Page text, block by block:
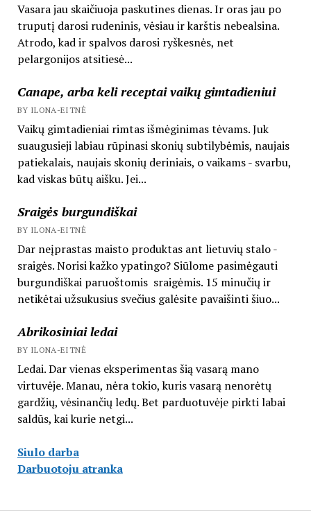
Vasara jau skaičiuoja paskutines dienas. Ir oras jau po
truputį darosi rudeninis, vėsiau ir karštis nebealsina.
Atrodo, kad ir spalvos darosi ryškesnės, net
pelargonijos atsitiesė...
Canape, arba keli receptai vaikų gimtadieniui
BY ILONA-EITNĖ
Vaikų gimtadieniai rimtas išmėginimas tėvams. Juk
suaugusieji labiau rūpinasi skonių subtilybėmis, naujais
patiekalais, naujais skonių deriniais, o vaikams - svarbu,
kad viskas būtų aišku. Jei...
Sraigės burgundiškai
BY ILONA-EITNĖ
Dar neįprastas maisto produktas ant lietuvių stalo -
sraigės. Norisi kažko ypatingo? Siūlome pasimėgauti
burgundiškai paruoštomis sraigėmis. 15 minučių ir
netikėtai užsukusius svečius galėsite pavaišinti šiuo...
Abrikosiniai ledai
BY ILONA-EITNĖ
Ledai. Dar vienas eksperimentas šią vasarą mano
virtuvėje. Manau, nėra tokio, kuris vasarą nenorėtų
gardžių, vėsinančių ledų. Bet parduotuvėje pirkti labai
saldūs, kai kurie netgi...
Siulo darba
Darbuotoju atranka